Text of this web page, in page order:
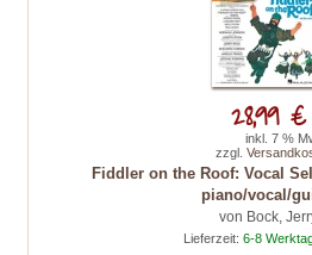
Fiddler on the Roof: Vocal
piano/vocal/
von Bock,
Lieferzeit: 6-8
28,99 €
inkl. 7 %
zzgl.